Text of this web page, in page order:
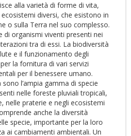
alla varietà di forme di vita,
diversi, che esistono in
o sulla Terra nel suo complesso.
di organismi viventi presenti nei
tra di essi. La biodiversità
e il funzionamento degli
la fornitura di vari servizi
per il benessere umano.
l’ampia gamma di specie
nelle foreste pluviali tropicali,
nelle praterie e negli ecosistemi
anche la diversità
specie, importante per la loro
ai cambiamenti ambientali. Un